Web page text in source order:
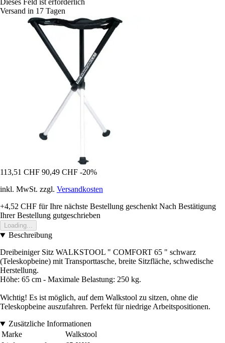
Versand in 17 Tagen
113,51 CHF 90,49 CHF -20%
inkl. MwSt. zzgl. Versandkosten
+4,52 CHF für Ihre nächste Bestellung geschenkt Nach Bestätigung
Ihrer Bestellung gutgeschrieben
Loading...
Beschreibung
Dreibeiniger Sitz WALKSTOOL " COMFORT 65 " schwarz
(Teleskopbeine) mit Transporttasche, breite Sitzfläche, schwedische
Herstellung.
Höhe: 65 cm - Maximale Belastung: 250 kg.
Wichtig! Es ist möglich, auf dem Walkstool zu sitzen, ohne die
Teleskopbeine auszufahren. Perfekt für niedrige Arbeitspositionen.
Zusätzliche Informationen
Marke
Walkstool